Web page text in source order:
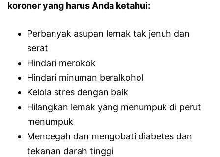
koroner yang harus Anda ketahui:
Perbanyak asupan lemak tak jenuh dan
serat
Hindari merokok
Hindari minuman beralkohol
Kelola stres dengan baik
Hilangkan lemak yang menumpuk di perut
menumpuk
Mencegah dan mengobati diabetes dan
tekanan darah tinggi